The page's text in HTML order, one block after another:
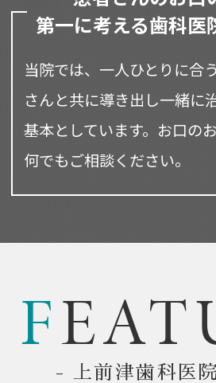
第一に考える歯科医
当院では、一人ひとりに合
さんと共に導き出し一緒に
基本としています。 お口の
何でもご相談ください。
F
- 上前津歯科医